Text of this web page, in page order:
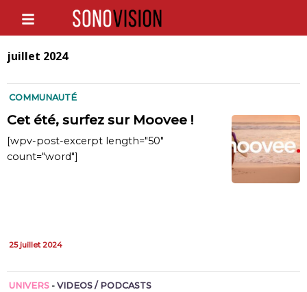
juillet 2024
COMMUNAUTÉ
Cet été, surfez sur Moovee !
[wpv-post-excerpt length="50"
count="word"]
25 juillet 2024
UNIVERS - VIDEOS / PODCASTS